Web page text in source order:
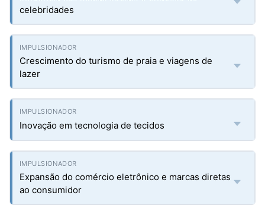
celebridades
Crescimento do turismo de praia e viagens de
lazer
Inovação em tecnologia de tecidos
Expansão do comércio eletrônico e marcas diretas
ao consumidor